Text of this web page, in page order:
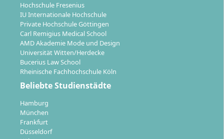
Hochschule Fresenius
IU Internationale Hochschule
Private Hochschule Göttingen
Carl Remigius Medical School
AMD Akademie Mode und Design
Universität Witten/Herdecke
Bucerius Law School
Rheinische Fachhochschule Köln
Beliebte Studienstädte
Hamburg
München
Frankfurt
Düsseldorf